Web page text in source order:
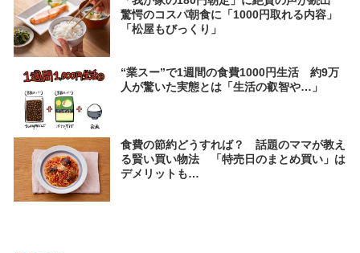
驚愕のコスパ朝食に「1000円取れる内容」
「松屋もびっくり」
“業スー”で1週間の食費1000円生活 約9万
人が驚いた実態とは「生活の叡智や…」
食費の節約どうすれば？ 話題のママが教え
る賢い買い物法 「特売日のまとめ買い」は
デメリットも…